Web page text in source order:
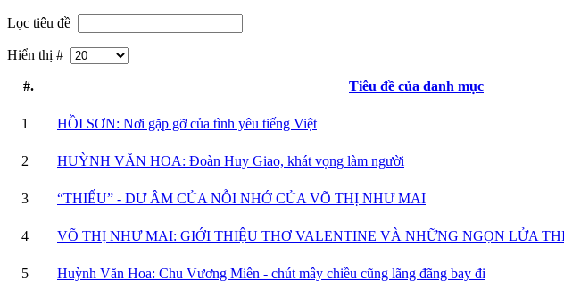
Lọc tiêu đề
Hiển thị #
#. Tiêu đề của danh mục
1 HỒI SƠN: Nơi gặp gỡ của tình yêu tiếng Việt
2 HUỲNH VĂN HOA: Đoàn Huy Giao, khát vọng làm người
3 “THIẾU” - DƯ ÂM CỦA NỖI NHỚ CỦA VÕ THỊ NHƯ MAI
4 VÕ THỊ NHƯ MAI: GIỚI THIỆU THƠ VALENTINE VÀ NHỮNG NGỌN LỬA
5 Huỳnh Văn Hoa: Chu Vương Miên - chút mây chiều cũng lãng đãng bay đi